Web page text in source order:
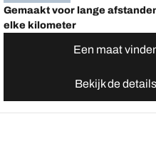
Gemaakt voor lange
elke kilometer
Een maat
Bekijk de details